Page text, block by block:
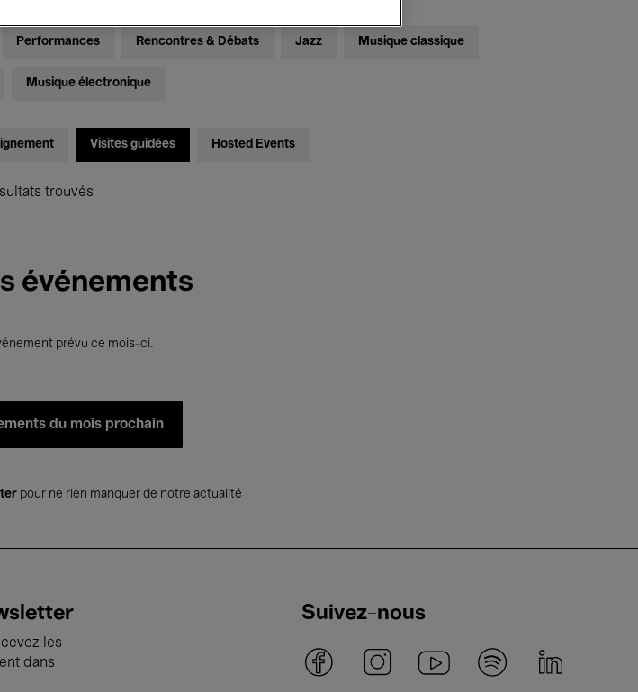
Performances Rencontres & Débats Jazz Musique classique
Musique électronique
Visites guidées Hosted Events
trouvés
événements
prévu ce mois-ci.
du mois prochain
pour ne rien manquer de notre actualité
les
dans
Suivez-nous